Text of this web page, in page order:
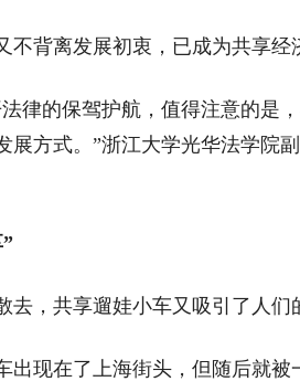
不背离发展初衷，已成为共享经
律的保驾护航，值得注意的是
展方式。”浙江大学光华法学院
去，共享遛娃小车又吸引了人们
出现在了上海街头，但随后就